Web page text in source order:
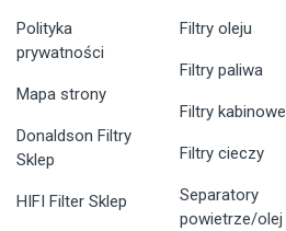
Polityka
prywatności
Mapa strony
Donaldson Filtry
Sklep
HIFI Filter Sklep
Filtry oleju
Filtry paliwa
Filtry kabinowe
Filtry cieczy
Separatory
powietrze/olej